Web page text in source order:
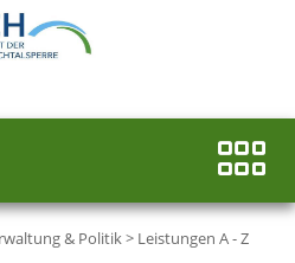
& Politik> Leistungen A - Z